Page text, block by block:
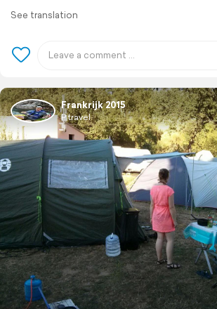
See translation
Frankrijk 2015
P travel